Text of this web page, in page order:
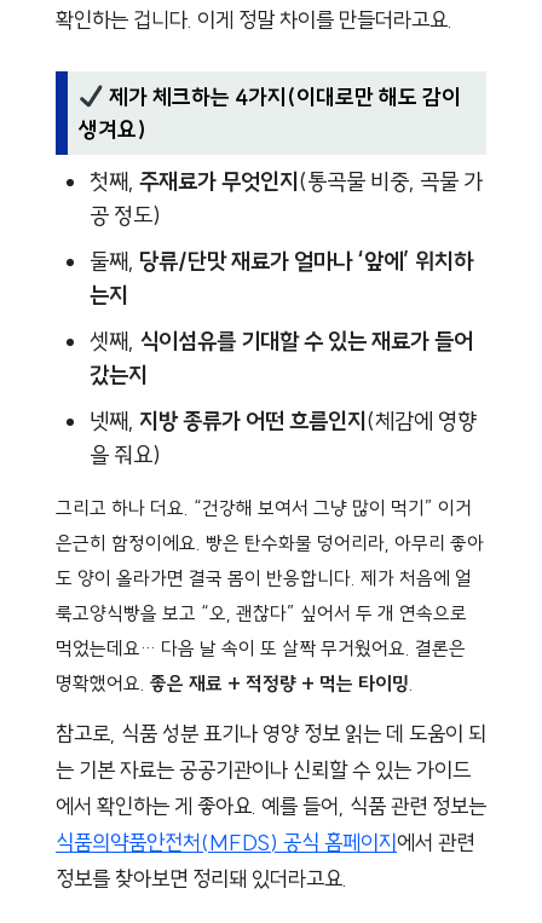
확인하는 겁니다. 이게 정말 차이를 만들더라고요.
제가 체크하는 4가지(이대로만 해도 감이
생겨요)
첫째, 주재료가 무엇인지(통곡물 비중, 곡물 가
공 정도)
둘째, 당류/단맛 재료가 얼마나 ‘앞에’ 위치하
는지
셋째, 식이섬유를 기대할 수 있는 재료가 들어
갔는지
넷째, 지방 종류가 어떤 흐름인지(체감에 영향
을 줘요)
그리고 하나 더요. “건강해 보여서 그냥 많이 먹기” 이거
은근히 함정이에요. 빵은 탄수화물 덩어리라, 아무리 좋아
도 양이 올라가면 결국 몸이 반응합니다. 제가 처음에 얼
룩고양식빵을 보고 “오, 괜찮다” 싶어서 두 개 연속으로
먹었는데요… 다음 날 속이 또 살짝 무거웠어요. 결론은
명확했어요. 좋은 재료 + 적정량 + 먹는 타이밍.
참고로, 식품 성분 표기나 영양 정보 읽는 데 도움이 되
는 기본 자료는 공공기관이나 신뢰할 수 있는 가이드
에서 확인하는 게 좋아요. 예를 들어, 식품 관련 정보는
식품의약품안전처(MFDS) 공식 홈페이지에서 관련
정보를 찾아보면 정리돼 있더라고요.